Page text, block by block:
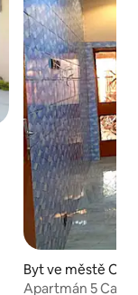
Byt ve městě
Apartmán 5 Casa